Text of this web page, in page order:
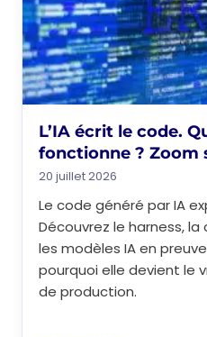
L’IA écrit le code.
fonctionne ? Zoom
20 juillet 2026
Le code généré par IA
Découvrez le harness,
les modèles IA en
pourquoi elle devient le
de production.